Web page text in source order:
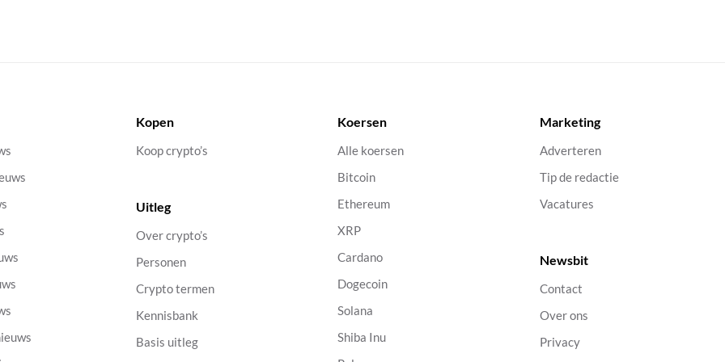
Kopen
Koop crypto’s
Uitleg
Over crypto’s
Personen
Crypto termen
Kennisbank
Basis uitleg
Koersen
Alle koersen
Bitcoin
Ethereum
XRP
Cardano
Dogecoin
Solana
Shiba Inu
Marketing
Adverteren
Tip de redactie
Vacatures
Newsbit
Contact
Over ons
Privacy